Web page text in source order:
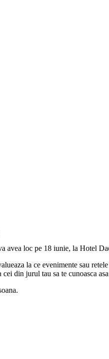
avea loc pe 18 iunie, la Hotel
la ce evenimente sau
din jurul tau sa te cunoasca